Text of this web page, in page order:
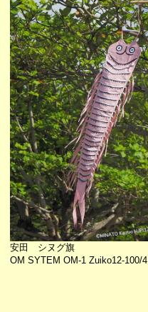
安田 シヌグ旗
OM SYTEM OM-1 Zuiko12-100/4